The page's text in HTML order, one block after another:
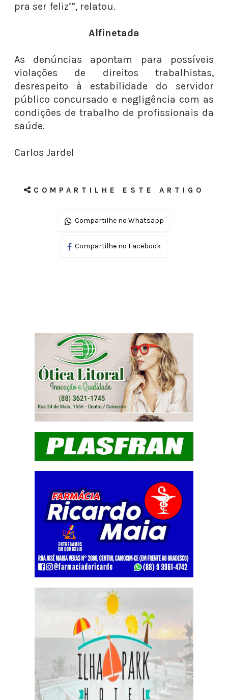
pra ser feliz’”, relatou.
Alfinetada
As denúncias apontam para possíveis
violações de direitos trabalhistas,
desrespeito à estabilidade do servidor
público concursado e negligência com as
condições de trabalho de profissionais da
saúde.
Carlos Jardel
COMPARTILHE ESTE ARTIGO
Compartilhe no Whatsapp
Compartilhe no Facebook